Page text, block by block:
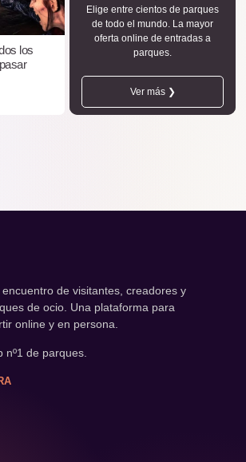
los
Elige entre cientos de parques
de todo el mundo. La mayor
oferta online de entradas a
parques.
Ver más ❯
de visitantes, creadores y
de ocio. Una plataforma para
online y en persona.
nº1 de parques.